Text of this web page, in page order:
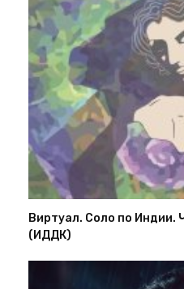
Виртуал. Соло по Индии.
(ИДДК)